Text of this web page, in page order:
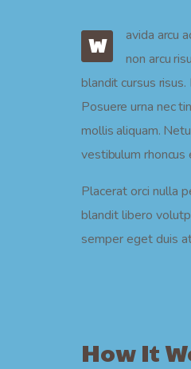
W
avida arcu
non arcu
blandit cursus
Posuere urna nec
mollis aliquam.
vestibulum
Placerat orci nulla
blandit libero
semper eget duis
How It